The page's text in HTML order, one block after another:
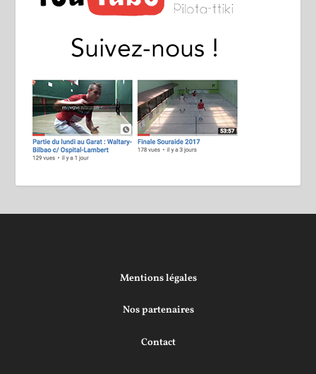
Mentions légales
Nos partenaires
Contact